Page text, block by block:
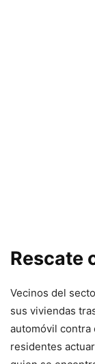
Rescate
Vecinos del
sus viviendas
automóvil contra
residentes